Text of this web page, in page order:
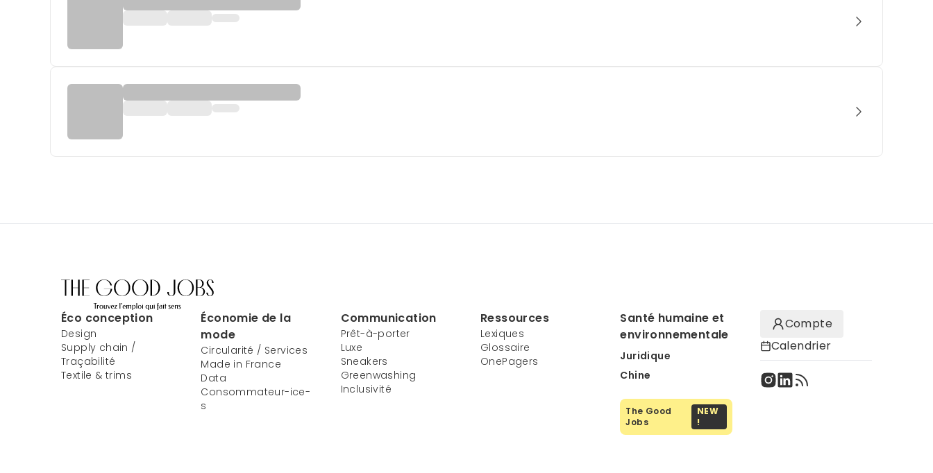
Éco conception
Design
Supply chain /
Traçabilité
Textile & trims
Économie de la
mode
Circularité / Services
Made in France
Data
Consommateur-ice-
s
Communication
Prêt-à-porter
Luxe
Sneakers
Greenwashing
Inclusivité
Ressources
Lexiques
Glossaire
OnePagers
Santé humaine et
environnementale
Juridique
Chine
The Good
Jobs
NEW
!
Compte
Calendrier